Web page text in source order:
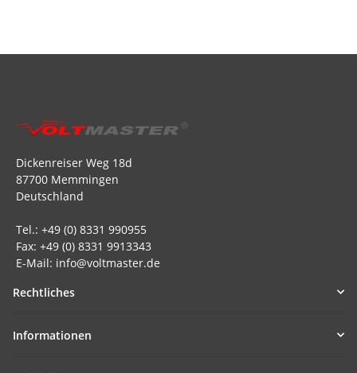
Dickenreiser Weg 18d
87700 Memmingen
Deutschland
Tel.: +49 (0) 8331 990955
Fax: +49 (0) 8331 9913343
E-Mail: info@voltmaster.de
Rechtliches
Informationen